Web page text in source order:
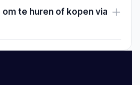
te huren of kopen via